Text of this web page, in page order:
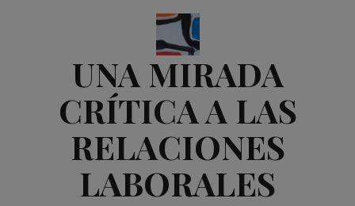
UNA MIRADA
CRÍTICA A LAS
RELACIONES
LABORALES